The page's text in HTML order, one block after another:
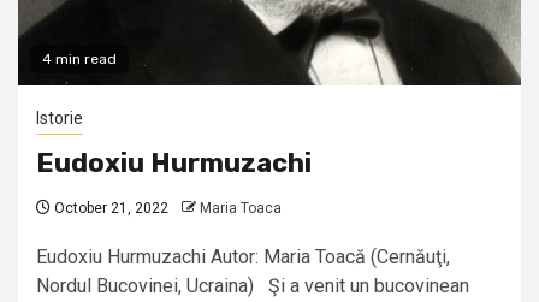
4 min read
Istorie
Eudoxiu Hurmuzachi
October 21, 2022 Maria Toaca
Eudoxiu Hurmuzachi Autor: Maria Toacă (Cernăuţi,
Nordul Bucovinei, Ucraina) Şi a venit un bucovinean